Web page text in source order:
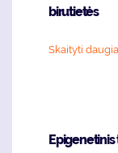
birutietės
Skaityti